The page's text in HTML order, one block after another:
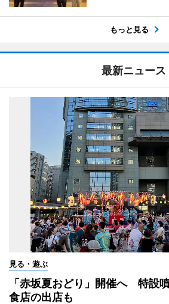
もっと見る
最新ニュース
見る・遊ぶ
「赤坂夏おどり」開催へ 特設
食店の出店も